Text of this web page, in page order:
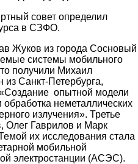
совет определил
в СЗФО.
Жуков из города Сосновый
системы мобильного
получили Михаил
Санкт-Петербурга,
опытной модели
неметаллических
излучения». Третье
Олег Гаврилов и Марк
их исследования стала
мобильной
электростанции (АСЭС).